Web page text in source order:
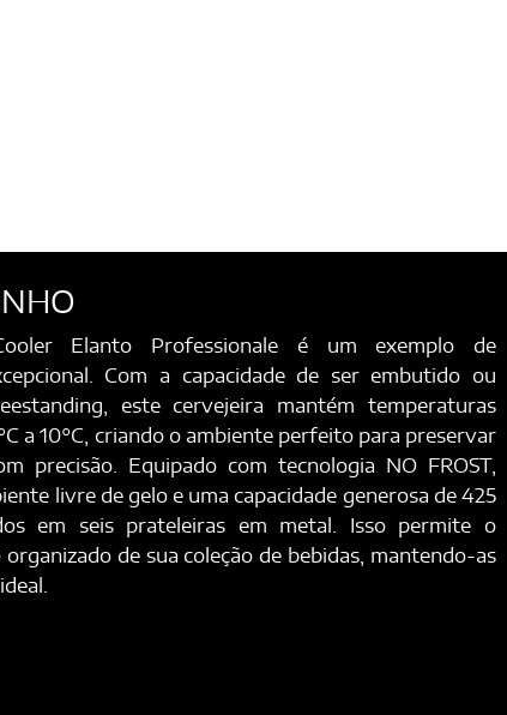
Elanto Professionale é um exemplo de
Com a capacidade de ser embutido ou
este cervejeira mantém temperaturas
a 10°C, criando o ambiente perfeito para preservar
precisão. Equipado com tecnologia NO FROST,
livre de gelo e uma capacidade generosa de 425
em seis prateleiras em metal. Isso permite o
de sua coleção de bebidas, mantendo-as